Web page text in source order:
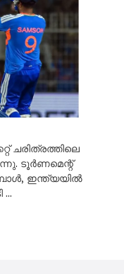
ചരിത്രത്തിലെ
ടൂർണമെന്റ്
ഇന്ത്യയിൽ
…